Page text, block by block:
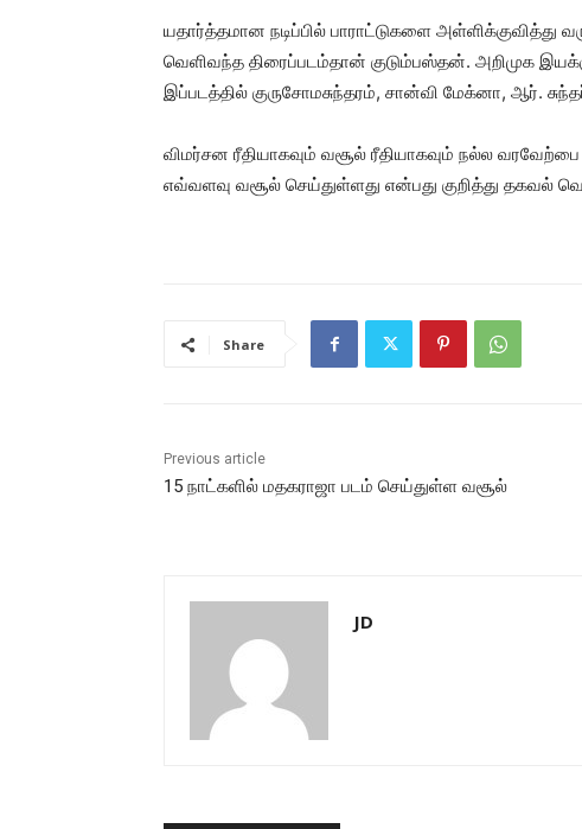
யதார்த்தமான நடிப்பில் பாராட்டுகளை அள்ளிக்குவித்து
வெளிவந்த திரைப்படம்தான் குடும்பஸ்தன். அறிமுக
இப்படத்தில் குருசோமசுந்தரம், சான்வி மேக்னா, ஆர்.
விமர்சன ரீதியாகவும் வசூல் ரீதியாகவும் நல்ல
எவ்வளவு வசூல் செய்துள்ளது என்பது குறித்து தகவல்
Share
Previous article
15 நாட்களில் மதகராஜா படம் செய்துள்ள வசூல்
JD